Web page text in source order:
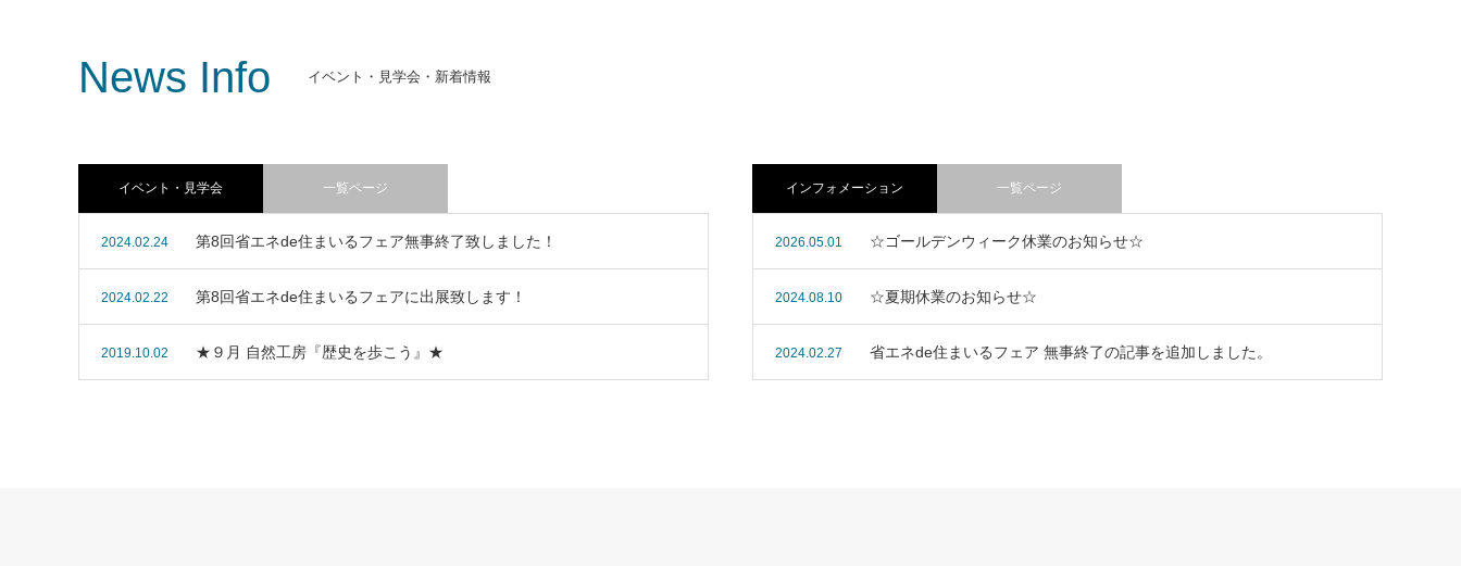
大玉村赤坂モデルハウス
テクノストラクチャー住宅シリーズ
News Info イベント・見学会・新着情報
イベント・見学会 一覧ページ
2024.02.24 第8回省エネde住まいるフェア無事終了致しました！
2024.02.22 第8回省エネde住まいるフェアに出展致します！
2019.10.02 ★９月 自然工房『歴史を歩こう』★
インフォメーション 一覧ページ
2026.05.01 ☆ゴールデンウィーク休業のお知らせ☆
2024.08.10 ☆夏期休業のお知らせ☆
2024.02.27 省エネde住まいるフェア 無事終了の記事を追加しました。